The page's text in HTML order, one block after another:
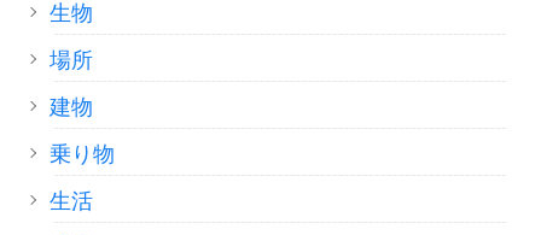
生物
場所
建物
乗り物
生活